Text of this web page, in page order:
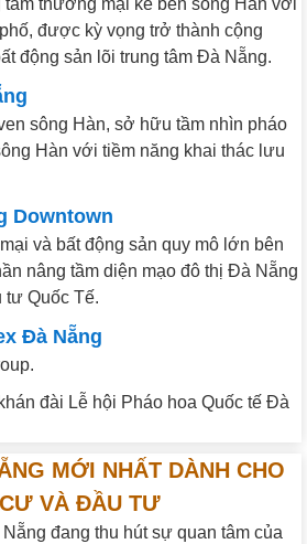
tâm thương mại kề bên sông Hàn với
được kỳ vọng trở thành cộng
động sản lõi trung tâm Đà Nẵng.
sông Hàn, sở hữu tầm nhìn pháo
Hàn với tiềm năng khai thác lưu
Downtown
và bất động sản quy mô lớn bên
nâng tầm diện mạo đô thị Đà Nẵng
tư Quốc Tế.
Đà Nẵng
đài Lễ hội Pháo hoa Quốc tế Đà
MỚI NHẤT DÀNH CHO
VÀ ĐẦU TƯ
đang thu hút sự quan tâm của